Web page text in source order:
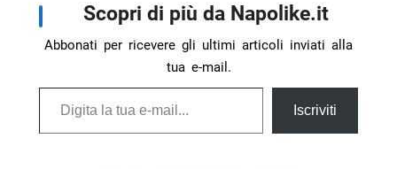
Scopri di più da Napolike.it
Abbonati per ricevere gli ultimi articoli inviati alla
tua e-mail.
Digita la tua e-mail...
Iscriviti